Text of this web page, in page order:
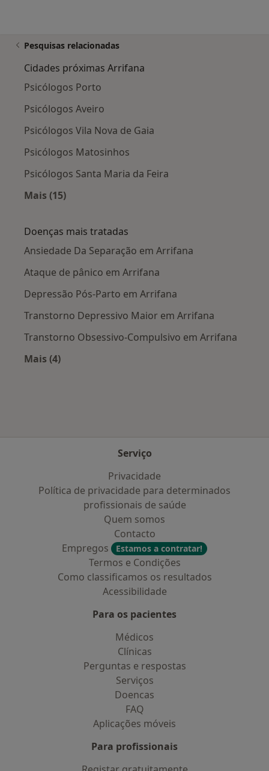
Pesquisas relacionadas
Cidades próximas Arrifana
Psicólogos Porto
Psicólogos Aveiro
Psicólogos Vila Nova de Gaia
Psicólogos Matosinhos
Psicólogos Santa Maria da Feira
Mais (15)
Doenças mais tratadas
Ansiedade Da Separação em Arrifana
Ataque de pânico em Arrifana
Depressão Pós-Parto em Arrifana
Transtorno Depressivo Maior em Arrifana
Transtorno Obsessivo-Compulsivo em Arrifana
Mais (4)
Serviço
Privacidade
Política de privacidade para determinados
profissionais de saúde
Quem somos
Contacto
Empregos
Estamos a contratar!
Termos e Condições
Como classificamos os resultados
Acessibilidade
Para os pacientes
Médicos
Clínicas
Perguntas e respostas
Serviços
Doencas
FAQ
Aplicações móveis
Para profissionais